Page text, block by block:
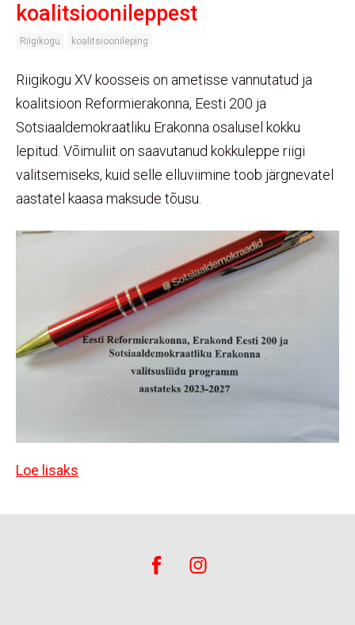
koalitsioonileppest
Riigikogu koalitsioonileping
Riigikogu XV koosseis on ametisse vannutatud ja
koalitsioon Reformierakonna, Eesti 200 ja
Sotsiaaldemokraatliku Erakonna osalusel kokku
lepitud. Võimuliit on saavutanud kokkuleppe riigi
valitsemiseks, kuid selle elluviimine toob järgnevatel
aastatel kaasa maksude tõusu.
Loe lisaks